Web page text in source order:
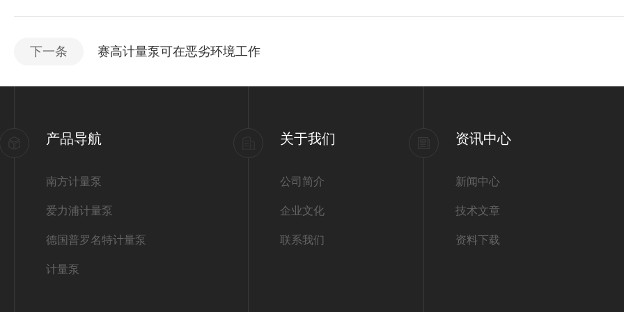
下一条 赛高计量泵可在恶劣环境工作
产品导航
南方计量泵
爱力浦计量泵
德国普罗名特计量泵
计量泵
关于我们
公司简介
企业文化
联系我们
资讯中心
新闻中心
技术文章
资料下载